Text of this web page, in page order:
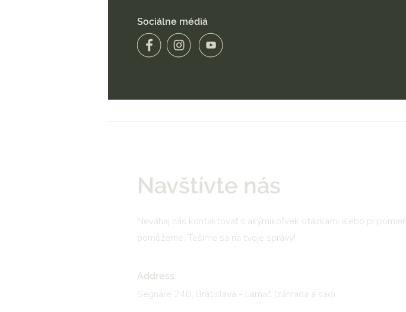
Sociálne médiá
Navštívte nás
Neváhaj nás kontaktovať s akýmikoľvek otázkami alebo
pomôžeme. Tešíme sa na tvoje správy!
Address
Segnáre 24B, Bratislava - Lamač (záhrada a sad)